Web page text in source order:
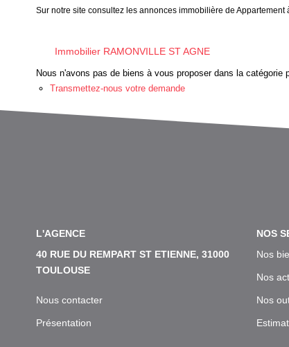
Sur notre site consultez les annonces immobilière de Appartement
Immobilier RAMONVILLE ST AGNE
Nous n'avons pas de biens à vous proposer dans la
Transmettez-nous votre demande
L'AGENCE
40 RUE DU REMPART ST ETIENNE, 31000
TOULOUSE
Nous contacter
Présentation
NOS
Nos
Nos
Nos